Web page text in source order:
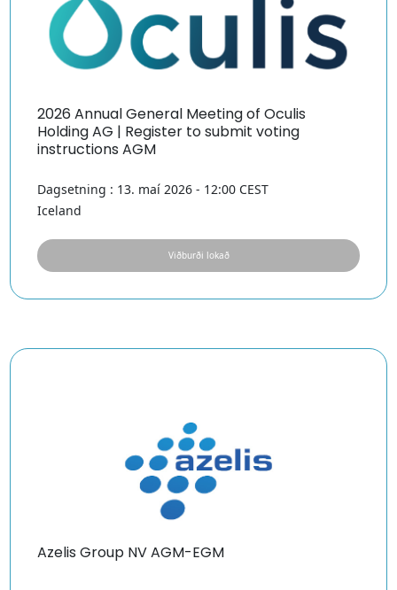
2026 Annual General Meeting of Oculis
Holding AG | Register to submit voting
instructions AGM
Dagsetning : 13. maí 2026 - 12:00 CEST
Iceland
Viðburði lokað
Azelis Group NV AGM-EGM